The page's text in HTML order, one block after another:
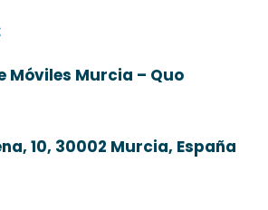
Móviles Murcia – Quo
10, 30002 Murcia, España